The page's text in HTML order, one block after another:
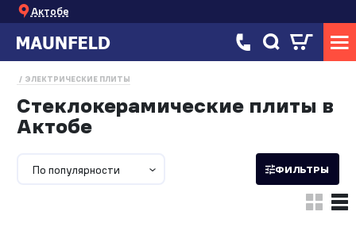
Актобе
ЭЛЕКТРИЧЕСКИЕ ПЛИТЫ
Стеклокерамические плиты в
Актобе
По популярности ФИЛЬТРЫ